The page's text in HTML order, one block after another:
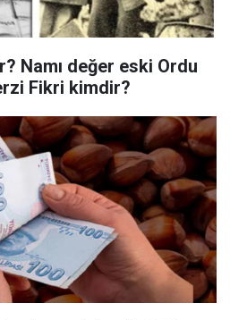
Namı değer eski Ordu
Fikri kimdir?